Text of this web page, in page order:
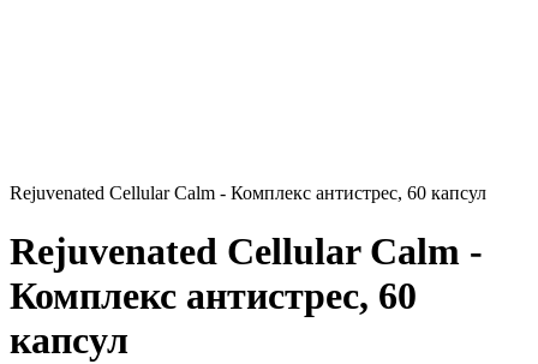
Rejuvenated Cellular Calm - Комплекс антистрес, 60 капсул
Rejuvenated Cellular Calm -
Комплекс антистрес, 60
капсул